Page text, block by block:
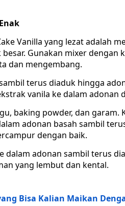
Vanilla yang lezat adalah
Gunakan mixer dengan
dan mengembang.
terus diaduk hingga
vanila ke dalam adonan
baking powder, dan garam.
adonan basah sambil
dengan baik.
dalam adonan sambil terus
yang lembut dan kental.
Bisa Kalian Maikan